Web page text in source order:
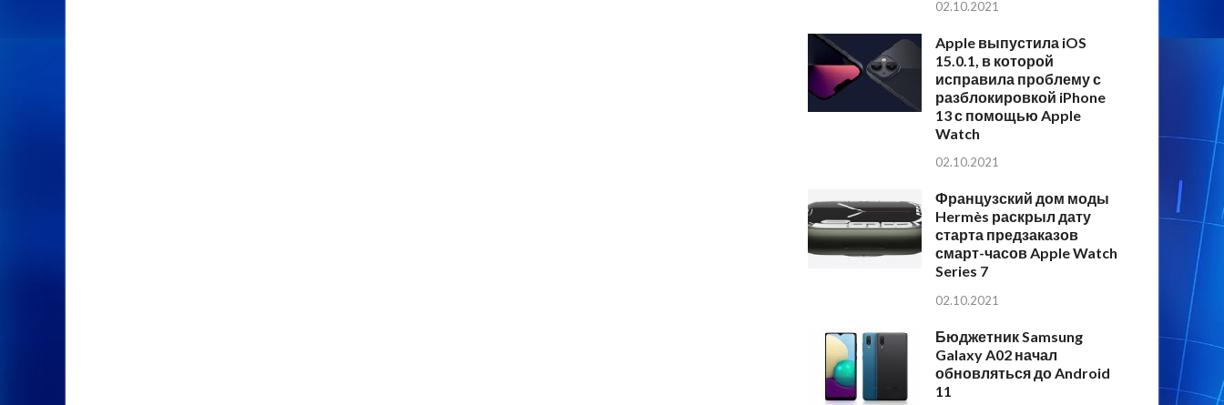
02.10.2021
Apple выпустила iOS
15.0.1, в которой
исправила проблему с
разблокировкой iPhone
13 с помощью Apple
Watch
02.10.2021
Французский дом моды
Hermès раскрыл дату
старта предзаказов
смарт-часов Apple Watch
Series 7
02.10.2021
Бюджетник Samsung
Galaxy A02 начал
обновляться до Android
11